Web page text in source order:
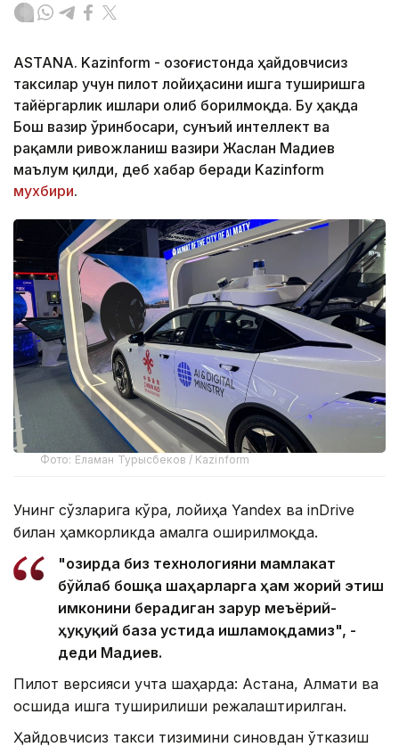
ASTANA. Kazinform - Қозоғистонда ҳайдовчисиз
таксилар учун пилот лойиҳасини ишга туширишга
тайёргарлик ишлари олиб борилмоқда. Бу ҳақда
Бош вазир ўринбосари, сунъий интеллект ва
рақамли ривожланиш вазири Жаслан Мадиев
маълум қилди, деб хабар беради Kazinform
мухбири.
Фото: Еламан Турысбеков / Kazinform
Унинг сўзларига кўра, лойиҳа Yandex ва inDrive
билан ҳамкорликда амалга оширилмоқда.
"Ҳозирда биз технологияни мамлакат
бўйлаб бошқа шаҳарларга ҳам жорий этиш
имконини берадиган зарур меъёрий-
ҳуқуқий база устида ишламоқдамиз", -
деди Мадиев.
Пилот версияси учта шаҳарда: Астана, Алмати ва
Қосшида ишга туширилиши режалаштирилган.
Ҳайдовчисиз такси тизимини синовдан ўтказиш